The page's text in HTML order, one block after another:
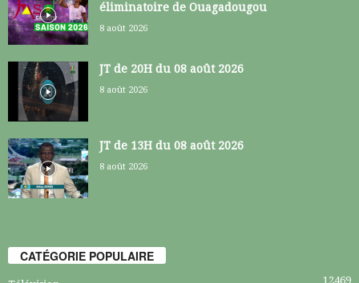
éliminatoire de Ouagadougou
8 août 2026
JT de 20H du 08 août 2026
8 août 2026
JT de 13H du 08 août 2026
8 août 2026
CATÉGORIE POPULAIRE
12469